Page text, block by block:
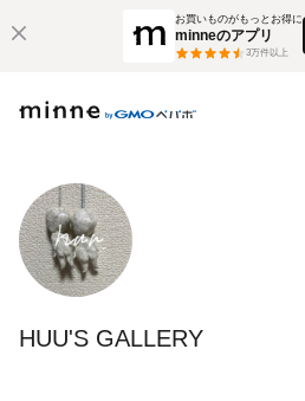
お買いものがもっとお得に
minneのアプリ
3万件以上
HUU'S GALLERY